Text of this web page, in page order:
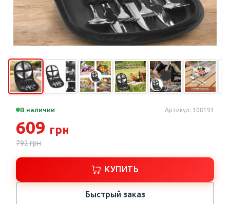
В наличии Артикул: 108193
609 грн
792грн
КУПИТЬ
Быстрый заказ